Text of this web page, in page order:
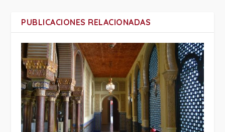
PUBLICACIONES RELACIONADAS